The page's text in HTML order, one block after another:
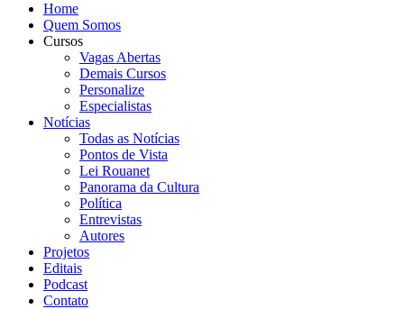
Home
Quem Somos
Cursos
Vagas Abertas
Demais Cursos
Personalize
Especialistas
Notícias
Todas as Notícias
Pontos de Vista
Lei Rouanet
Panorama da Cultura
Política
Entrevistas
Autores
Projetos
Editais
Podcast
Contato